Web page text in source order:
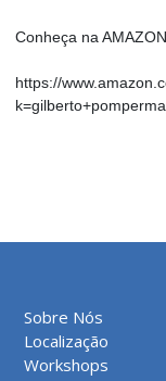
Conheça na
https://
Sobre Nós
Localização
Workshops